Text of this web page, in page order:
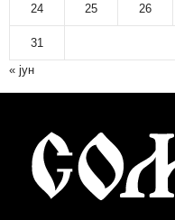
24 25 26
31
« јун